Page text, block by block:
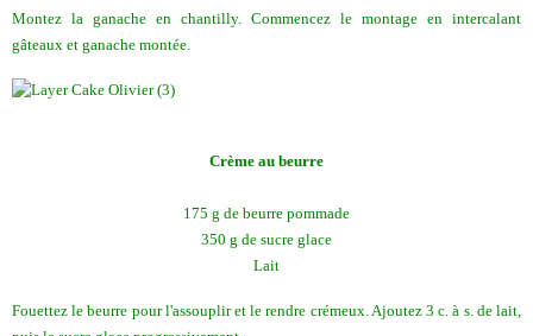
Montez la ganache en chantilly. Commencez le montage en intercalant
gâteaux et ganache montée.
Crème au beurre
175 g de beurre pommade
350 g de sucre glace
Lait
Fouettez le beurre pour l'assouplir et le rendre crémeux. Ajoutez 3 c. à s. de lait,